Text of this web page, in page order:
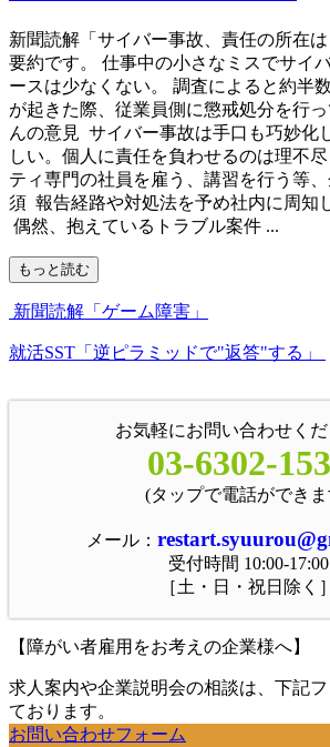
新聞読解「サイバー事故、責任の所在
要約です。 仕事中の小さなミスでサイ
ースは少なくない。 調査によると約半
が起きた際、従業員側に懲戒処分を行
んの意見 サイバー事故は手口も巧妙化
しい。個人に責任を負わせるのは理不
ティ専門の社員を雇う、講習を行う等
須 報告経路や対処法を予め社内に周知
偶然、抱えているトラブル案件 ...
もっと読む
新聞読解「ゲーム障害」
就活SST「逆ピラミッドで"返答"する」
お気軽にお問い合わせくだ
03-6302-
(タップで電話ができ
メール：
受付時間 10:00-17:00
［土・日・祝日除く］
【障がい者雇用をお考えの企業様へ】
求人案内や企業説明会の相談は、下記
ております。
お問い合わせフォーム